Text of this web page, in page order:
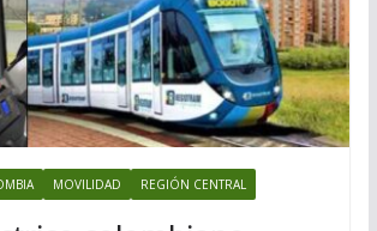
MOVILIDAD REGIÓN CENTRAL